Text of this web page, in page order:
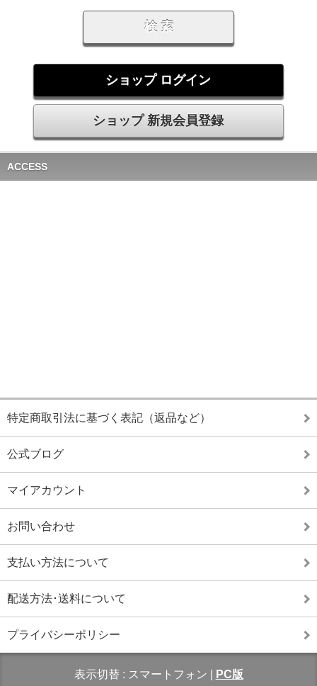
ショップ ログイン
ショップ 新規会員登録
ACCESS
特定商取引法に基づく表記（返品など）
公式ブログ
マイアカウント
お問い合わせ
支払い方法について
配送方法･送料について
プライバシーポリシー
表示切替 : スマートフォン PC版